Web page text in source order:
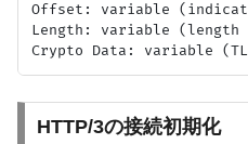
Offset: variable
Length: variable (length
HTTP/3の接続初期化